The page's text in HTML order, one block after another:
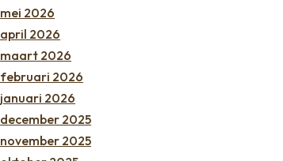
mei 2026
april 2026
maart 2026
februari 2026
januari 2026
december 2025
november 2025